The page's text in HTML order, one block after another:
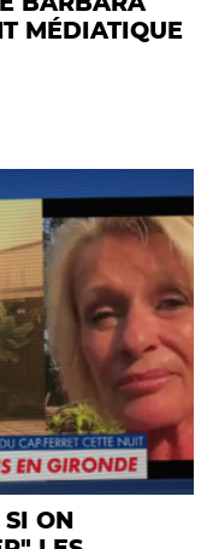
MÉDIATIQUE
SI ON